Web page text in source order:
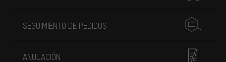
SEGUIMIENTO DE PEDIDOS
ANULACIÓN